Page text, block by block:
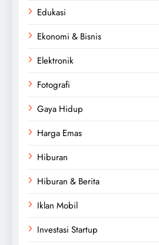
Edukasi
Ekonomi & Bisnis
Elektronik
Fotografi
Gaya Hidup
Harga Emas
Hiburan
Hiburan & Berita
Iklan Mobil
Investasi Startup